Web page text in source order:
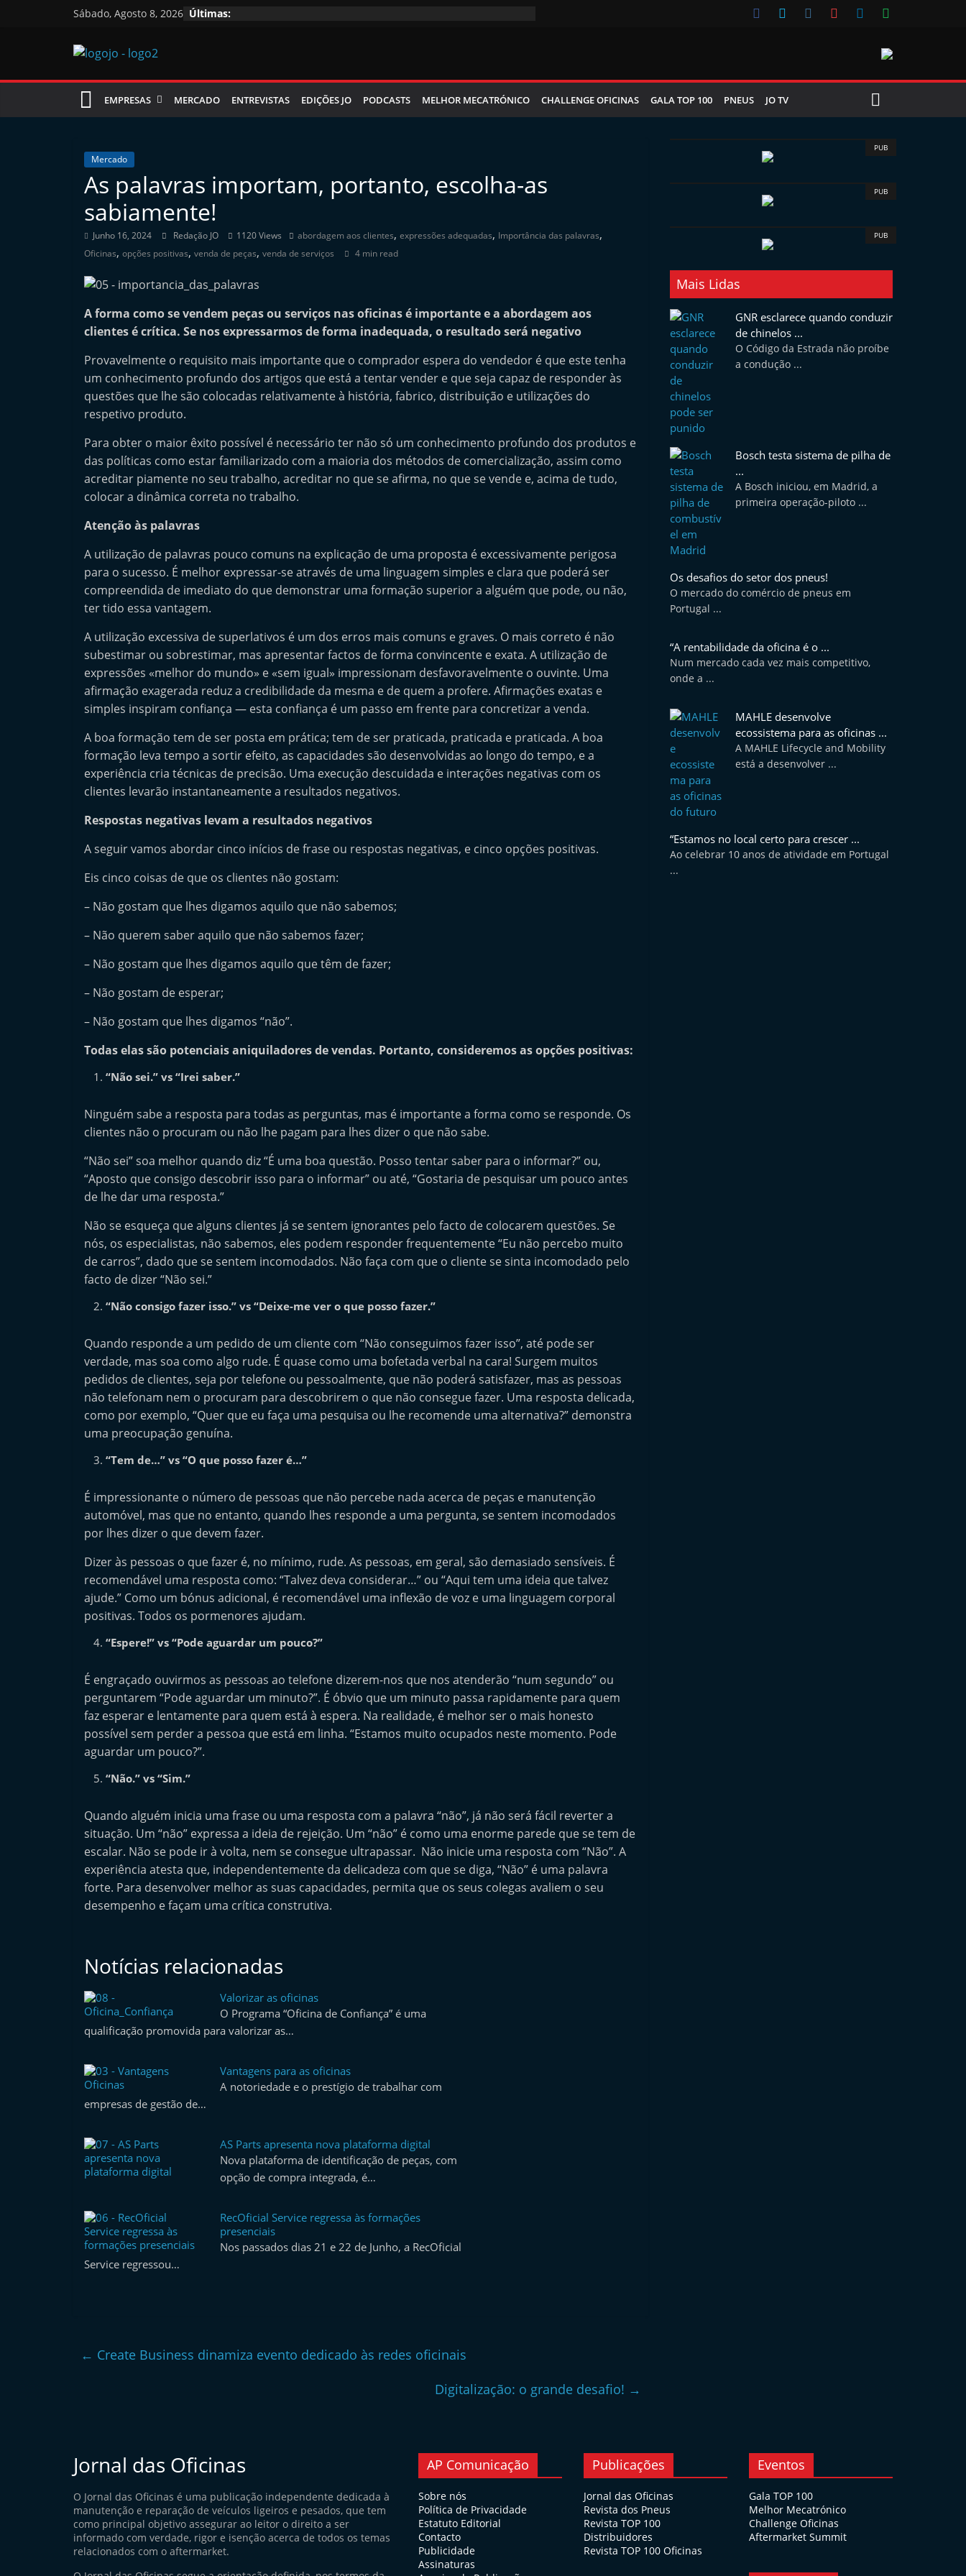
Sábado, Agosto 8, 2026 Últimas:
Jornal
das
Oficinas
EMPRESAS MERCADO ENTREVISTAS EDIÇÕES JO PODCASTS MELHOR MECATRÓNICO CHALLENGE OFICINAS GALA TOP 100 PNEUS JO TV
Mercado
As palavras importam, portanto, escolha-as
sabiamente!
Junho 16, 2024 Redação JO 1120 Views abordagem aos clientes, expressões adequadas, Importância das palavras,
Oficinas, opções positivas, venda de peças, venda de serviços 4 min read
A forma como se vendem peças ou serviços nas oficinas é importante e a abordagem aos
clientes é crítica. Se nos expressarmos de forma inadequada, o resultado será negativo
Provavelmente o requisito mais importante que o comprador espera do vendedor é que este tenha
um conhecimento profundo dos artigos que está a tentar vender e que seja capaz de responder às
questões que lhe são colocadas relativamente à história, fabrico, distribuição e utilizações do
respetivo produto.
Para obter o maior êxito possível é necessário ter não só um conhecimento profundo dos produtos e
das políticas como estar familiarizado com a maioria dos métodos de comercialização, assim como
acreditar piamente no seu trabalho, acreditar no que se afirma, no que se vende e, acima de tudo,
colocar a dinâmica correta no trabalho.
Atenção às palavras
A utilização de palavras pouco comuns na explicação de uma proposta é excessivamente perigosa
para o sucesso. É melhor expressar-se através de uma linguagem simples e clara que poderá ser
compreendida de imediato do que demonstrar uma formação superior a alguém que pode, ou não,
ter tido essa vantagem.
A utilização excessiva de superlativos é um dos erros mais comuns e graves. O mais correto é não
subestimar ou sobrestimar, mas apresentar factos de forma convincente e exata. A utilização de
expressões «melhor do mundo» e «sem igual» impressionam desfavoravelmente o ouvinte. Uma
afirmação exagerada reduz a credibilidade da mesma e de quem a profere. Afirmações exatas e
simples inspiram confiança — esta confiança é um passo em frente para concretizar a venda.
A boa formação tem de ser posta em prática; tem de ser praticada, praticada e praticada. A boa
formação leva tempo a sortir efeito, as capacidades são desenvolvidas ao longo do tempo, e a
experiência cria técnicas de precisão. Uma execução descuidada e interações negativas com os
clientes levarão instantaneamente a resultados negativos.
Respostas negativas levam a resultados negativos
A seguir vamos abordar cinco inícios de frase ou respostas negativas, e cinco opções positivas.
Eis cinco coisas de que os clientes não gostam:
– Não gostam que lhes digamos aquilo que não sabemos;
– Não querem saber aquilo que não sabemos fazer;
– Não gostam que lhes digamos aquilo que têm de fazer;
– Não gostam de esperar;
– Não gostam que lhes digamos “não”.
Todas elas são potenciais aniquiladores de vendas. Portanto, consideremos as opções positivas:
“Não sei.” vs “Irei saber.”
Ninguém sabe a resposta para todas as perguntas, mas é importante a forma como se responde. Os
clientes não o procuram ou não lhe pagam para lhes dizer o que não sabe.
“Não sei” soa melhor quando diz “É uma boa questão. Posso tentar saber para o informar?” ou,
“Aposto que consigo descobrir isso para o informar” ou até, “Gostaria de pesquisar um pouco antes
de lhe dar uma resposta.”
Não se esqueça que alguns clientes já se sentem ignorantes pelo facto de colocarem questões. Se
nós, os especialistas, não sabemos, eles podem responder frequentemente “Eu não percebo muito
de carros”, dado que se sentem incomodados. Não faça com que o cliente se sinta incomodado pelo
facto de dizer “Não sei.”
“Não consigo fazer isso.” vs “Deixe-me ver o que posso fazer.”
Quando responde a um pedido de um cliente com “Não conseguimos fazer isso”, até pode ser
verdade, mas soa como algo rude. É quase como uma bofetada verbal na cara! Surgem muitos
pedidos de clientes, seja por telefone ou pessoalmente, que não poderá satisfazer, mas as pessoas
não telefonam nem o procuram para descobrirem o que não consegue fazer. Uma resposta delicada,
como por exemplo, “Quer que eu faça uma pesquisa ou lhe recomende uma alternativa?” demonstra
uma preocupação genuína.
“Tem de…” vs “O que posso fazer é…”
É impressionante o número de pessoas que não percebe nada acerca de peças e manutenção
automóvel, mas que no entanto, quando lhes responde a uma pergunta, se sentem incomodados
por lhes dizer o que devem fazer.
Dizer às pessoas o que fazer é, no mínimo, rude. As pessoas, em geral, são demasiado sensíveis. É
recomendável uma resposta como: “Talvez deva considerar…” ou “Aqui tem uma ideia que talvez
ajude.” Como um bónus adicional, é recomendável uma inflexão de voz e uma linguagem corporal
positivas. Todos os pormenores ajudam.
“Espere!” vs “Pode aguardar um pouco?”
É engraçado ouvirmos as pessoas ao telefone dizerem-nos que nos atenderão “num segundo” ou
perguntarem “Pode aguardar um minuto?”. É óbvio que um minuto passa rapidamente para quem
faz esperar e lentamente para quem está à espera. Na realidade, é melhor ser o mais honesto
possível sem perder a pessoa que está em linha. “Estamos muito ocupados neste momento. Pode
aguardar um pouco?”.
“Não.” vs “Sim.”
Quando alguém inicia uma frase ou uma resposta com a palavra “não”, já não será fácil reverter a
situação. Um “não” expressa a ideia de rejeição. Um “não” é como uma enorme parede que se tem de
escalar. Não se pode ir à volta, nem se consegue ultrapassar. Não inicie uma resposta com “Não”. A
experiência atesta que, independentemente da delicadeza com que se diga, “Não” é uma palavra
forte. Para desenvolver melhor as suas capacidades, permita que os seus colegas avaliem o seu
desempenho e façam uma crítica construtiva.
Notícias relacionadas
Valorizar as oficinas
O Programa “Oficina de Confiança” é uma
qualificação promovida para valorizar as…
Vantagens para as oficinas
A notoriedade e o prestígio de trabalhar com
empresas de gestão de…
AS Parts apresenta nova plataforma digital
Nova plataforma de identificação de peças, com
opção de compra integrada, é…
RecOficial Service regressa às formações
presenciais
Nos passados dias 21 e 22 de Junho, a RecOficial
Service regressou…
← Create Business dinamiza evento dedicado às redes oficinais
Digitalização: o grande desafio! →
PUB
PUB
PUB
Mais Lidas
GNR esclarece quando conduzir
de chinelos ...
O Código da Estrada não proíbe
a condução ...
Bosch testa sistema de pilha de
...
A Bosch iniciou, em Madrid, a
primeira operação-piloto ...
Os desafios do setor dos pneus!
O mercado do comércio de pneus em
Portugal ...
“A rentabilidade da oficina é o ...
Num mercado cada vez mais competitivo,
onde a ...
MAHLE desenvolve
ecossistema para as oficinas ...
A MAHLE Lifecycle and Mobility
está a desenvolver ...
“Estamos no local certo para crescer ...
Ao celebrar 10 anos de atividade em Portugal
...
Jornal das Oficinas
O Jornal das Oficinas é uma publicação independente dedicada à
manutenção e reparação de veículos ligeiros e pesados, que tem
como principal objetivo assegurar ao leitor o direito a ser
informado com verdade, rigor e isenção acerca de todos os temas
relacionados com o aftermarket.
AP Comunicação
Sobre nós
Política de Privacidade
Estatuto Editorial
Contacto
Publicidade
Assinaturas
Publicações
Jornal das Oficinas
Revista dos Pneus
Revista TOP 100
Distribuidores
Revista TOP 100 Oficinas
Eventos
Gala TOP 100
Melhor Mecatrónico
Challenge Oficinas
Aftermarket Summit